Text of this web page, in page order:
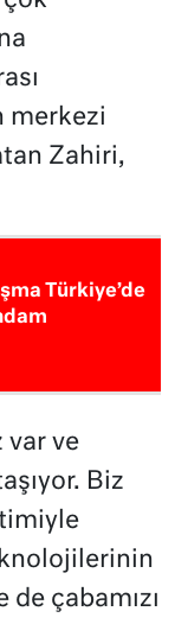
merkezi
Zahiri,
Türkiye’de
var ve
Biz
çabamızı